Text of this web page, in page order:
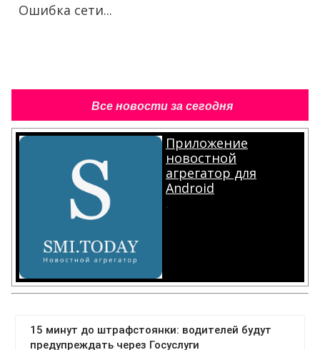
Ошибка сети...
Все новости за сегодня
Приложение
новостной
агрегатор для
Android
.